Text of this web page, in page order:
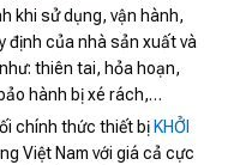
khi sử dụng, vận hành,
định của nhà sản xuất và
thiên tai, hỏa hoạn,
hành bị xé rách,…
chính thức thiết bị KHỞI
Việt Nam với giá cả cực